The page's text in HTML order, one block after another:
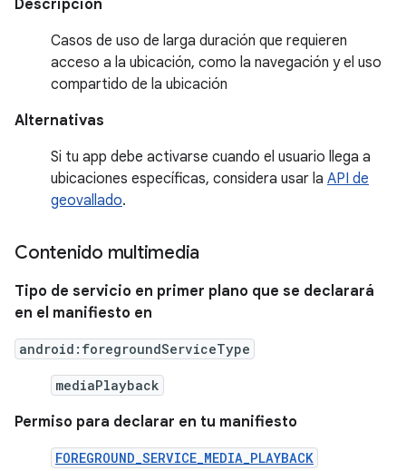
Descripción
Casos de uso de larga duración que requieren
acceso a la ubicación, como la navegación y el uso
compartido de la ubicación
Alternativas
Si tu app debe activarse cuando el usuario llega a
ubicaciones específicas, considera usar la API de
geovallado.
Contenido multimedia
Tipo de servicio en primer plano que se declarará
en el manifiesto en
android:foregroundServiceType
mediaPlayback
Permiso para declarar en tu manifiesto
FOREGROUND_SERVICE_MEDIA_PLAYBACK